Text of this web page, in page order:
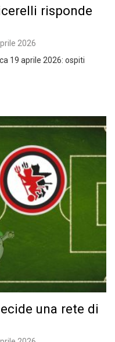
risponde
2026
19 aprile 2026: ospiti
una rete di